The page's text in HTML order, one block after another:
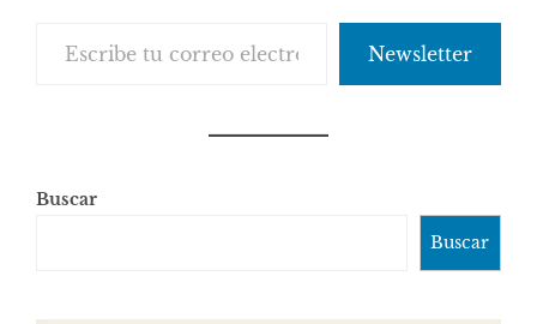
Newsletter
Buscar
Buscar